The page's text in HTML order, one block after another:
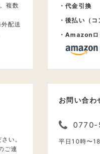
複数
配送
・代金引換
・後払い（
・Amazon
い。
ご連
お問い合わ
0770-
平日10時〜